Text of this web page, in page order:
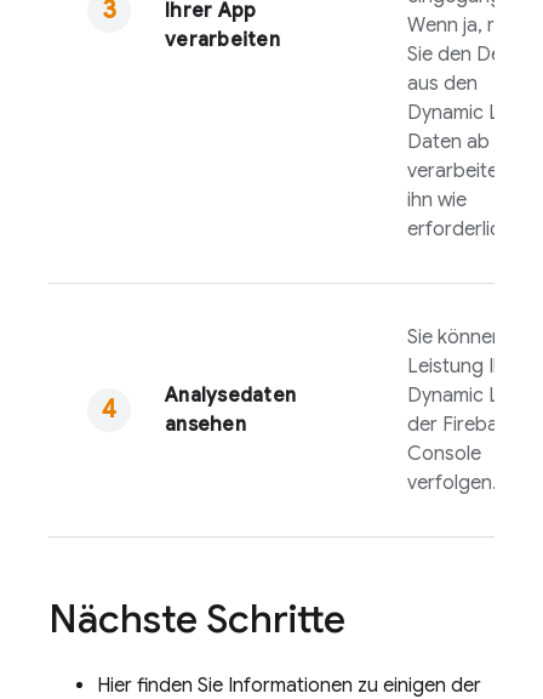
Ihrer App
verarbeiten
Wenn ja, rufen
Sie den
aus den
Dynamic Link
Daten ab und
verarbeiten Sie
ihn wie
erforderlich.
Analysedaten
ansehen
Sie können die
Leistung Ihrer
Dynamic Links
der Firebase
Console
verfolgen.
Nächste Schritte
Hier finden Sie Informationen zu einigen der